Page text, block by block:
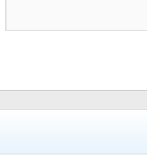
26
Tahoma
Times New